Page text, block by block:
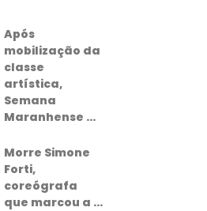
Após
mobilização da
classe
artística,
Semana
Maranhense ...
Morre Simone
Forti,
coreógrafa
que marcou a ...